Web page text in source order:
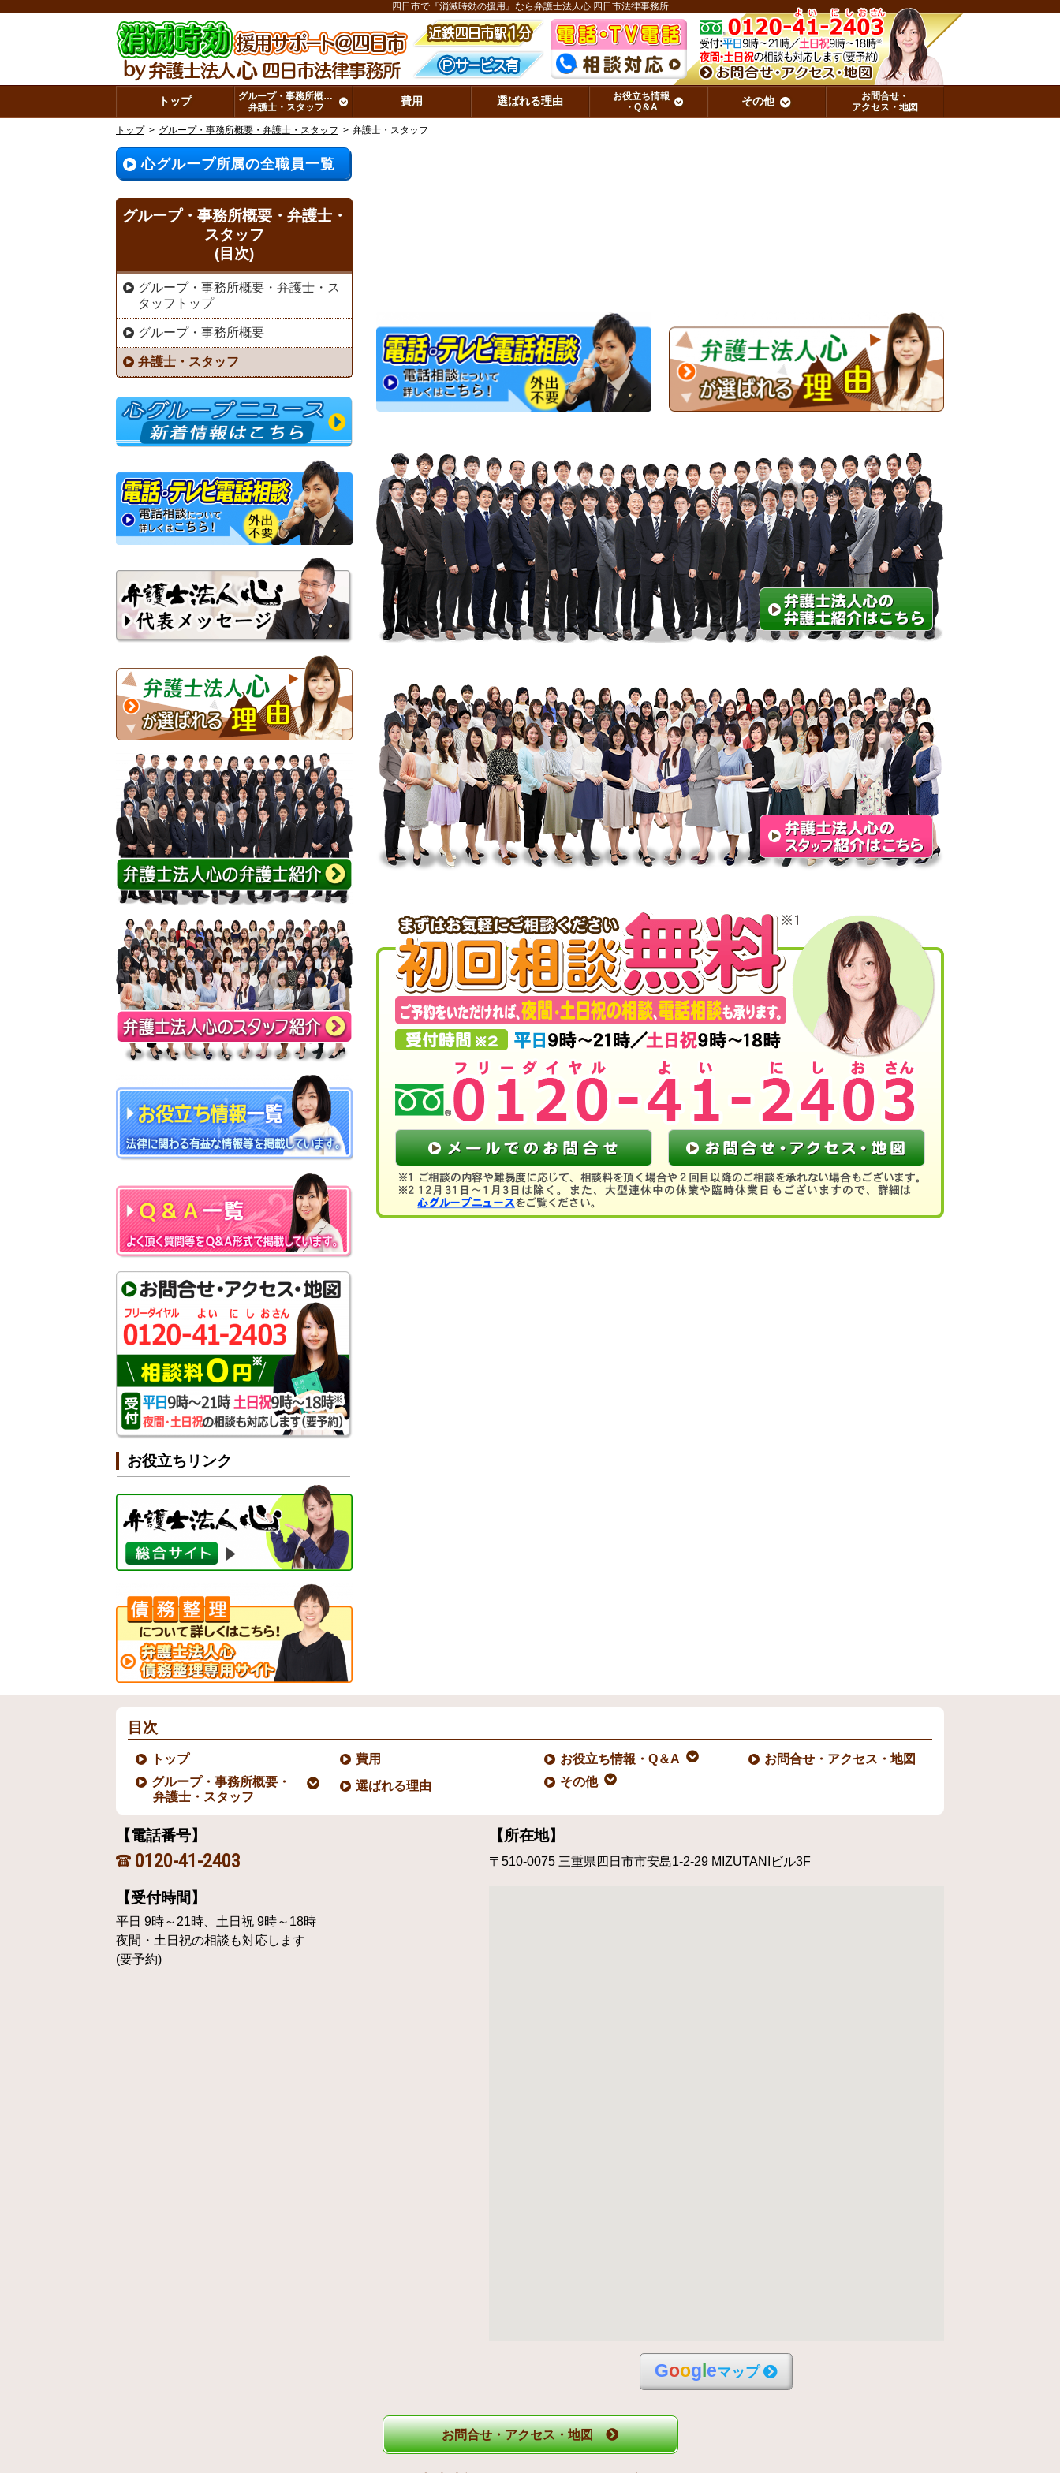
四日市で『消滅時効の援用』なら弁護士法人心 四日市法律事務所
トップ
グループ・事務所概要・
弁護士・スタッフ
費用 選ばれる理由
お役立ち情報
・Q＆A
その他
お問合せ・
アクセス・地図
トップ グループ・事務所概要・弁護士・スタッフ 弁護士・スタッフ
心グループ所属の全職員一覧
グループ・事務所概要・弁護士・
スタッフ
(目次)
グループ・事務所概要・弁護士・ス
タッフトップ
グループ・事務所概要
弁護士・スタッフ
お役立ちリンク
目次
トップ
グループ・事務所概要・
弁護士・スタッフ
費用
選ばれる理由
お役立ち情報・Q＆A
その他
お問合せ・アクセス・地図
【電話番号】
0120-41-2403
【受付時間】
平日 9時～21時、土日祝 9時～18時
夜間・土日祝の相談も対応します
(要予約)
【所在地】
〒510-0075三重県四日市市安島1-2-29 MIZUTANIビル3F
Goog eマップ
お問合せ・アクセス・地図